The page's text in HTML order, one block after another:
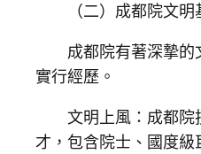
（二）成都院文
成都院有著深摯的
實行經歷。
文明上風：成都
才，包含院士、國度